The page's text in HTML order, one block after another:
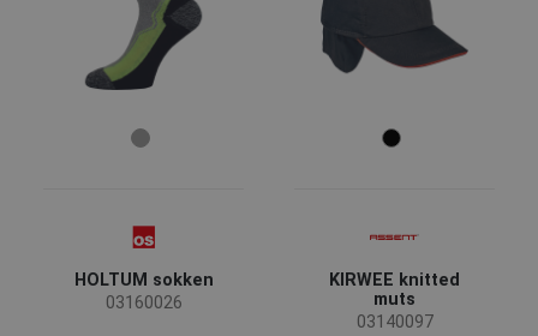
HOLTUM sokken
03160026
KIRWEE knitted
muts
03140097